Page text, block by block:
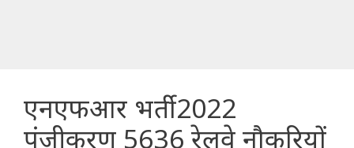
एनएफआर भर्ती 2022
पंजीकरण 5636 रेलवे नौकरियों